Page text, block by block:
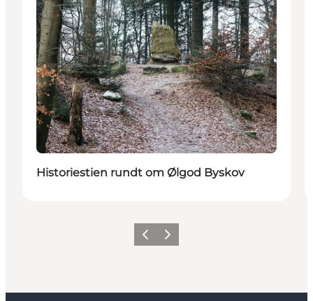
Historiestien rundt om Ølgod Byskov
ForrigeNæste